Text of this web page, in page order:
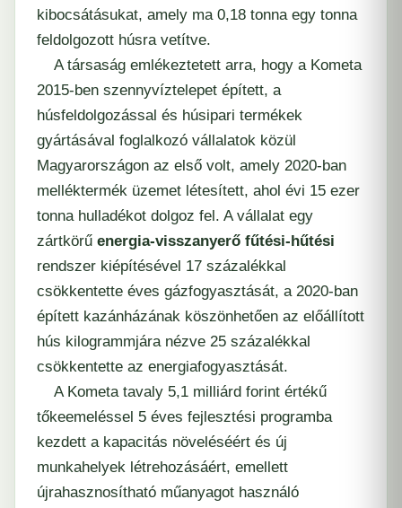
kibocsátásukat, amely ma 0,18 tonna egy tonna
feldolgozott húsra vetítve.
A társaság emlékeztetett arra, hogy a Kometa
2015-ben szennyvíztelepet épített, a
húsfeldolgozással és húsipari termékek
gyártásával foglalkozó vállalatok közül
Magyarországon az első volt, amely 2020-ban
melléktermék üzemet létesített, ahol évi 15 ezer
tonna hulladékot dolgoz fel. A vállalat egy
zártkörű energia-visszanyerő fűtési-hűtési
rendszer kiépítésével 17 százalékkal
csökkentette éves gázfogyasztását, a 2020-ban
épített kazánházának köszönhetően az előállított
hús kilogrammjára nézve 25 százalékkal
csökkentette az energiafogyasztását.
A Kometa tavaly 5,1 milliárd forint értékű
tőkeemeléssel 5 éves fejlesztési programba
kezdett a kapacitás növeléséért és új
munkahelyek létrehozásáért, emellett
újrahasznosítható műanyagot használó